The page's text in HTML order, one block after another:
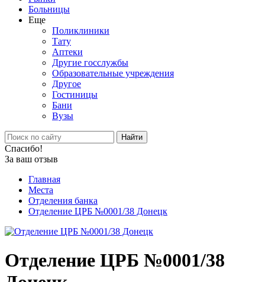
Больницы
Еще
Поликлиники
Тату
Аптеки
Другие госслужбы
Образовательные учреждения
Другое
Гостиницы
Бани
Вузы
Найти
Спасибо!
За ваш отзыв
Главная
Места
Отделения банка
Отделение ЦРБ №0001/38 Донецк
Отделение ЦРБ №0001/38